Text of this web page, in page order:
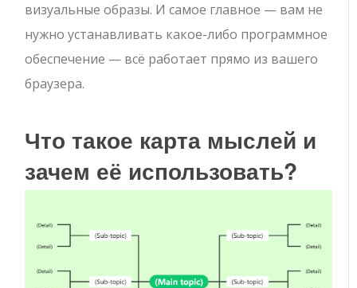
визуальные образы. И самое главное — вам не
нужно устанавливать какое-либо программное
обеспечение — всё работает прямо из вашего
браузера.
Что такое карта мыслей и
зачем её использовать?